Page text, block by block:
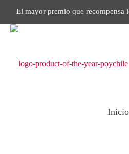
El mayor premio que recompensa
Inicio